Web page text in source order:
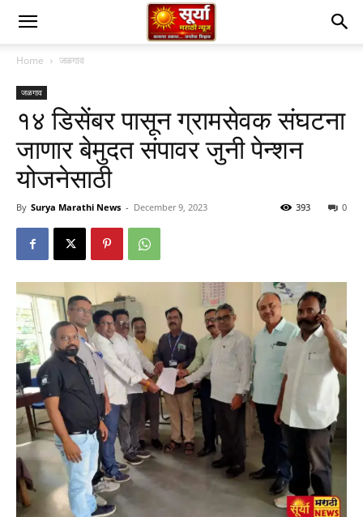
Home जळगाव
जळगाव
१४ डिसेंबर पासून ग्रामसेवक संघटना
जाणार बेमुदत संपावर जुनी पेन्शन
योजनेसाठी
By Surya Marathi News - December 9, 2023 0
393